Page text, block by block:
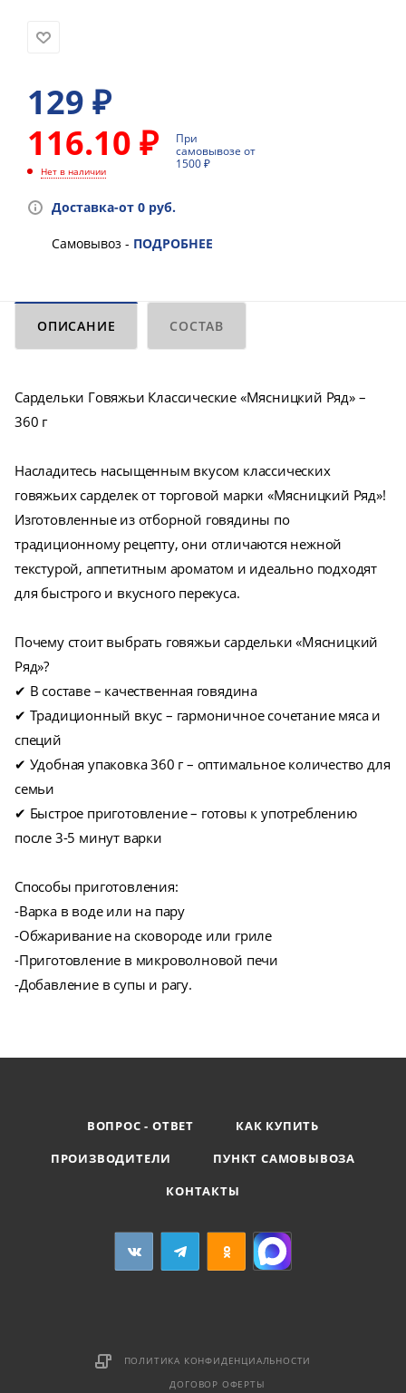
129 ₽
116.10 ₽
При
самовывозе от
1500 ₽
Нет в наличии
Доставка-от 0 руб.
Самовывоз - ПОДРОБНЕЕ
ОПИСАНИЕ СОСТАВ
Сардельки Говяжьи Классические «Мясницкий Ряд» –
360 г
Насладитесь насыщенным вкусом классических
говяжьих сарделек от торговой марки «Мясницкий Ряд»!
Изготовленные из отборной говядины по
традиционному рецепту, они отличаются нежной
текстурой, аппетитным ароматом и идеально подходят
для быстрого и вкусного перекуса.
Почему стоит выбрать говяжьи сардельки «Мясницкий
Ряд»?
✔ В составе – качественная говядина
✔ Традиционный вкус – гармоничное сочетание мяса и
специй
✔ Удобная упаковка 360 г – оптимальное количество для
семьи
✔ Быстрое приготовление – готовы к употреблению
после 3-5 минут варки
Способы приготовления:
-Варка в воде или на пару
-Обжаривание на сковороде или гриле
-Приготовление в микроволновой печи
-Добавление в супы и рагу.
ВОПРОС - ОТВЕТ
КАК КУПИТЬ
ПРОИЗВОДИТЕЛИ
ПУНКТ САМОВЫВОЗА
КОНТАКТЫ
ПОЛИТИКА КОНФИДЕНЦИАЛЬНОСТИ
ДОГОВОР ОФЕРТЫ